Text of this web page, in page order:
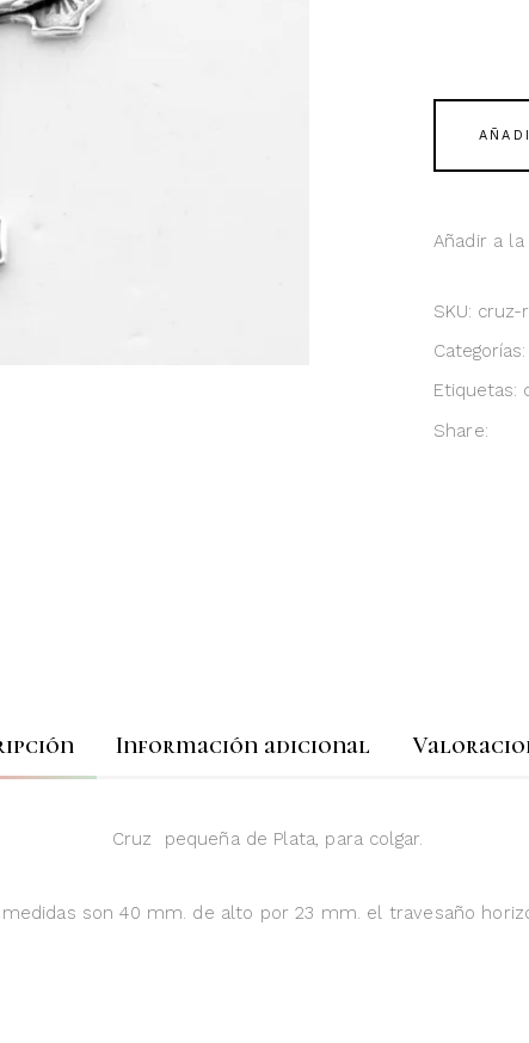
Añadir a
SKU: cruz-
Categorías:
Etiquetas:
Share:
Información adicional
Cruz pequeña de Plata, para colgar.
son 40 mm. de alto por 23 mm. el travesaño